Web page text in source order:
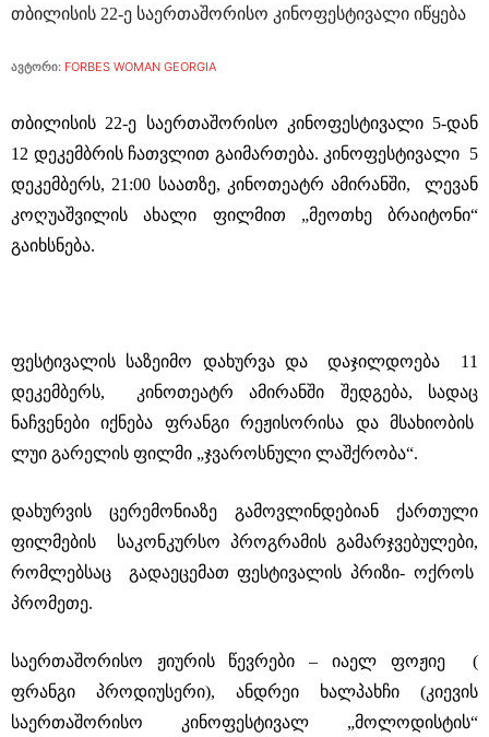
თბილისის 22-ე საერთაშორისო კინოფესტივალი იწყება
ავტორი: FORBES WOMAN GEORGIA
თბილისის 22-ე საერთაშორისო კინოფესტივალი 5-დან
12 დეკემბრის ჩათვლით გაიმართება. კინოფესტივალი 5
დეკემბერს, 21:00 საათზე, კინოთეატრ ამირანში, ლევან
კოღუაშვილის ახალი ფილმით „მეოთხე ბრაიტონი“
გაიხსნება.
ფესტივალის საზეიმო დახურვა და დაჯილდოება 11
დეკემბერს, კინოთეატრ ამირანში შედგება, სადაც
ნაჩვენები იქნება ფრანგი რეჟისორისა და მსახიობის
ლუი გარელის ფილმი „ჯვაროსნული ლაშქრობა“.
დახურვის ცერემონიაზე გამოვლინდებიან ქართული
ფილმების საკონკურსო პროგრამის გამარჯვებულები,
რომლებსაც გადაეცემათ ფესტივალის პრიზი- ოქროს
პრომეთე.
საერთაშორისო ჟიურის წევრები – იაელ ფოჟიე (
ფრანგი პროდიუსერი), ანდრეი ხალპახჩი (კიევის
საერთაშორისო კინოფესტივალ „მოლოდისტის“